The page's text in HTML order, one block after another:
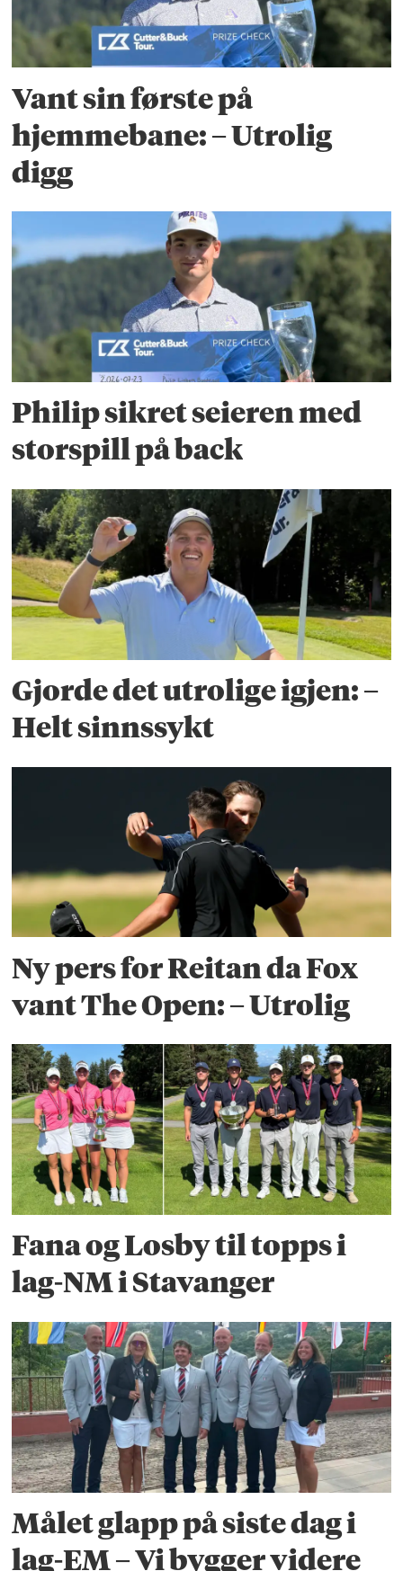
Vant sin første på
hjemmebane: – Utrolig
digg
Philip sikret seieren med
storspill på back
Gjorde det utrolige igjen: –
Helt sinnssykt
Ny pers for Reitan da Fox
vant The Open: – Utrolig
Fana og Losby til topps i
lag-NM i Stavanger
Målet glapp på siste dag i
lag-EM – Vi bygger videre